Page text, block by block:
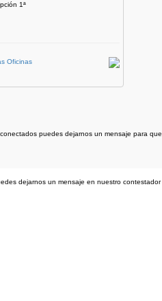
1ª
Oficinas
puedes dejarnos un mensaje para que
dejarnos un mensaje en nuestro contestador